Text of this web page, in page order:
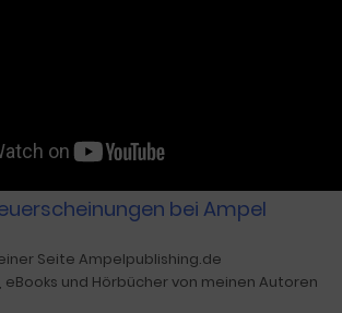
bei Ampel
Seite Ampelpublishing.de
eBooks und Hörbücher von meinen Autoren